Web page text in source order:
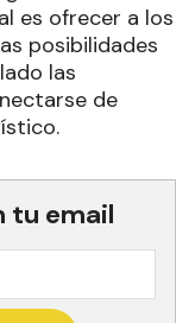
es ofrecer a los
posibilidades
las
de
tu email